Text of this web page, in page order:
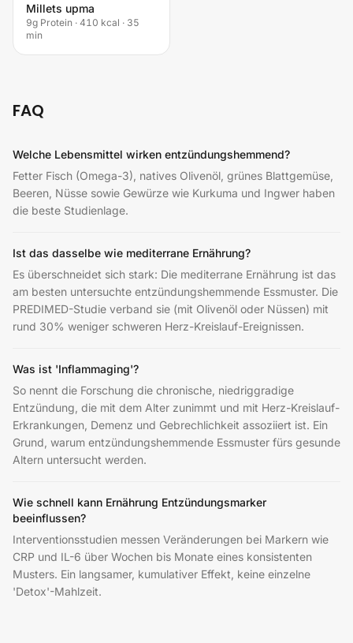
Millets upma
9g Protein · 410 kcal · 35
min
FAQ
Welche Lebensmittel wirken entzündungshemmend?
Fetter Fisch (Omega-3), natives Olivenöl, grünes Blattgemüse,
Beeren, Nüsse sowie Gewürze wie Kurkuma und Ingwer haben
die beste Studienlage.
Ist das dasselbe wie mediterrane Ernährung?
Es überschneidet sich stark: Die mediterrane Ernährung ist das
am besten untersuchte entzündungshemmende Essmuster. Die
PREDIMED-Studie verband sie (mit Olivenöl oder Nüssen) mit
rund 30% weniger schweren Herz-Kreislauf-Ereignissen.
Was ist 'Inflammaging'?
So nennt die Forschung die chronische, niedriggradige
Entzündung, die mit dem Alter zunimmt und mit Herz-Kreislauf-
Erkrankungen, Demenz und Gebrechlichkeit assoziiert ist. Ein
Grund, warum entzündungshemmende Essmuster fürs gesunde
Altern untersucht werden.
Wie schnell kann Ernährung Entzündungsmarker
beeinflussen?
Interventionsstudien messen Veränderungen bei Markern wie
CRP und IL-6 über Wochen bis Monate eines konsistenten
Musters. Ein langsamer, kumulativer Effekt, keine einzelne
'Detox'-Mahlzeit.